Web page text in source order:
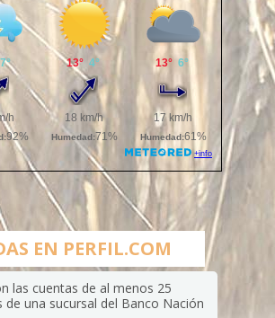
EN PERFIL.COM
las cuentas de al menos 25
de una sucursal del Banco Nación